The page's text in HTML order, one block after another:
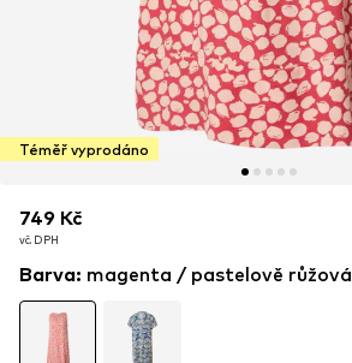
Téměř vyprodáno
749 Kč
vč. DPH
749 Kč
vč. DPH
Barva: magenta / pastelově růžová